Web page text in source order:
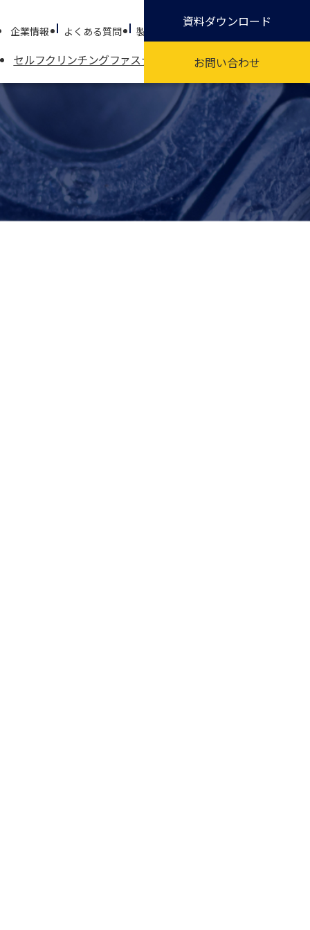
企業情報 よくある質問 製品試作依頼 環境シート作成依頼
セルフクリンチングファスナーとは 受託加工 製品情報
資料ダウンロード
お問い合わせ